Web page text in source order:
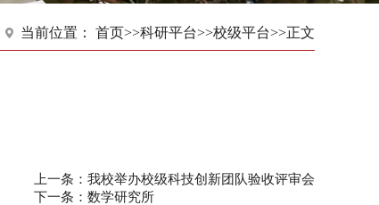
当前位置： 首页>>科研平台>>校级平台>>正文
上一条：我校举办校级科技创新团队验收评审会
下一条：数学研究所